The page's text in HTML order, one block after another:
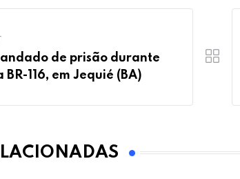
de prisão durante
116, em Jequié (BA)